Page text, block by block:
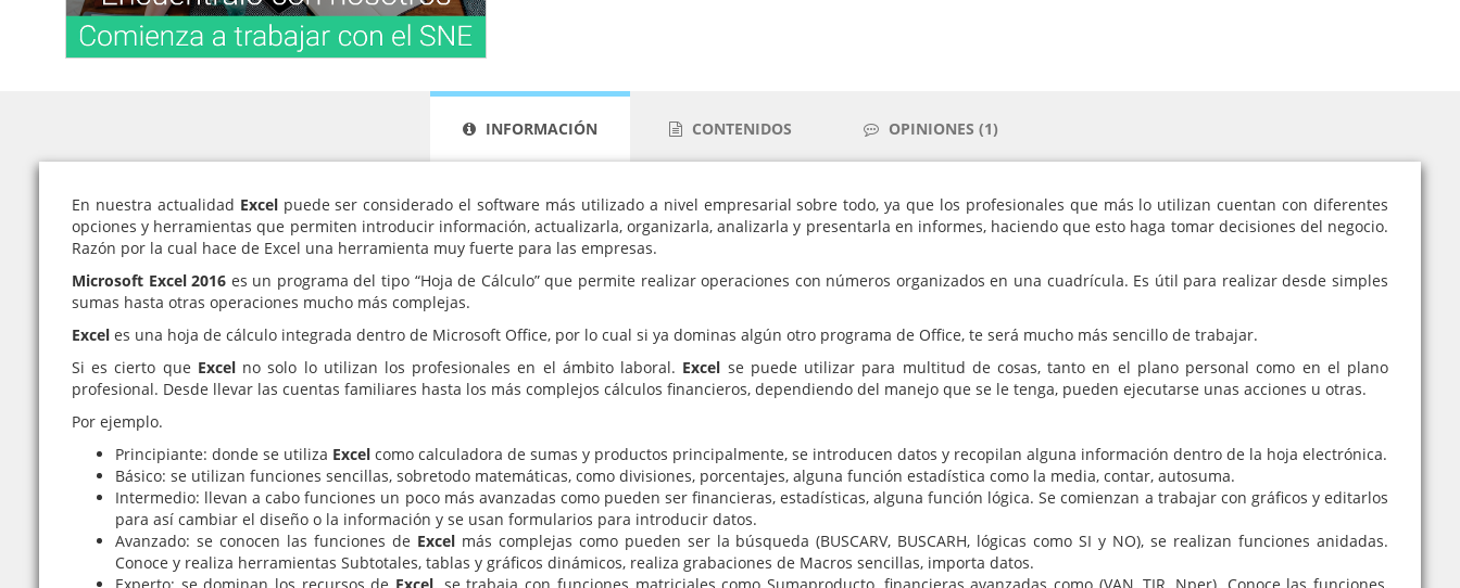
INFORMACIÓN CONTENIDOS OPINIONES (1)
En nuestra actualidad Excel puede ser considerado el software más utilizado a nivel empresarial sobre todo, ya que los profesionales que más lo utilizan cuentan con diferentes
opciones y herramientas que permiten introducir información, actualizarla, organizarla, analizarla y presentarla en informes, haciendo que esto haga tomar decisiones del negocio.
Razón por la cual hace de Excel una herramienta muy fuerte para las empresas.
Microsoft Excel 2016 es un programa del tipo “Hoja de Cálculo” que permite realizar operaciones con números organizados en una cuadrícula. Es útil para realizar desde simples
sumas hasta otras operaciones mucho más complejas.
Excel es una hoja de cálculo integrada dentro de Microsoft Office, por lo cual si ya dominas algún otro programa de Office, te será mucho más sencillo de trabajar.
Si es cierto que Excel no solo lo utilizan los profesionales en el ámbito laboral. Excel se puede utilizar para multitud de cosas, tanto en el plano personal como en el plano
profesional. Desde llevar las cuentas familiares hasta los más complejos cálculos financieros, dependiendo del manejo que se le tenga, pueden ejecutarse unas acciones u otras.
Por ejemplo.
Principiante: donde se utiliza Excel como calculadora de sumas y productos principalmente, se introducen datos y recopilan alguna información dentro de la hoja electrónica.
Básico: se utilizan funciones sencillas, sobretodo matemáticas, como divisiones, porcentajes, alguna función estadística como la media, contar, autosuma.
Intermedio: llevan a cabo funciones un poco más avanzadas como pueden ser financieras, estadísticas, alguna función lógica. Se comienzan a trabajar con gráficos y editarlos
para así cambiar el diseño o la información y se usan formularios para introducir datos.
Avanzado: se conocen las funciones de Excel más complejas como pueden ser la búsqueda (BUSCARV, BUSCARH, lógicas como SI y NO), se realizan funciones anidadas.
Conoce y realiza herramientas Subtotales, tablas y gráficos dinámicos, realiza grabaciones de Macros sencillas, importa datos.